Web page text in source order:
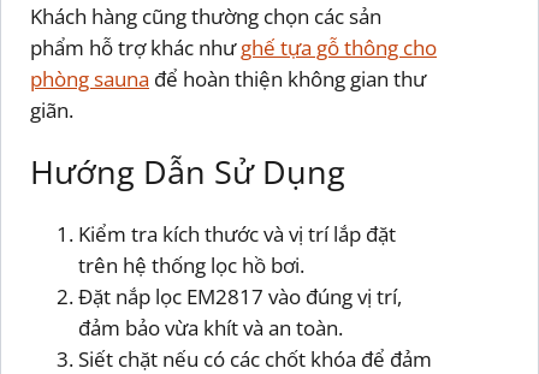
Khách hàng cũng thường chọn các sản
phẩm hỗ trợ khác nhưghế tựa gỗ thông cho
phòng sauna để hoàn thiện không gian thư
giãn.
Hướng Dẫn Sử Dụng
Kiểm tra kích thước và vị trí lắp đặt
trên hệ thống lọc hồ bơi.
Đặt nắp lọc EM2817 vào đúng vị trí,
đảm bảo vừa khít và an toàn.
Siết chặt nếu có các chốt khóa để đảm